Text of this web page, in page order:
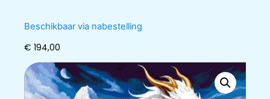
Beschikbaar via nabestelling
€ 194,00